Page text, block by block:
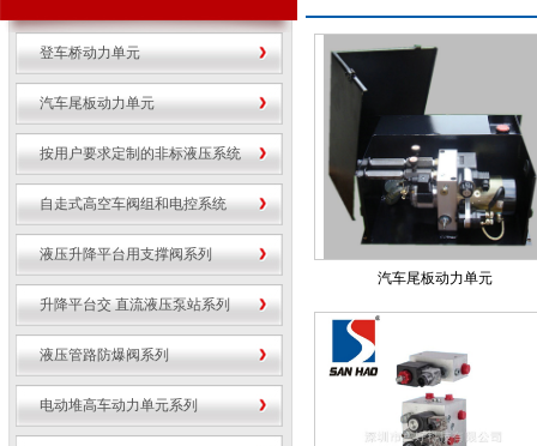
登车桥动力单元
汽车尾板动力单元
按用户要求定制的非标液压系统
自走式高空车阀组和电控系统
液压升降平台用支撑阀系列
升降平台交 直流液压泵站系列
液压管路防爆阀系列
电动堆高车动力单元系列
汽车尾板动力单元